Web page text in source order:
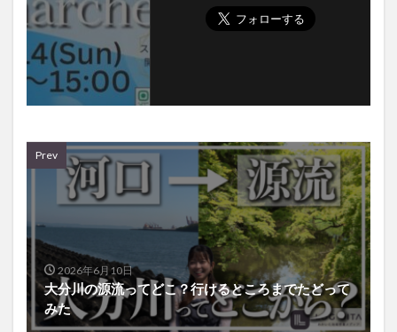
Prev
2026年6月10日
大分川の源流ってどこ？行けるところまでたどって
みた